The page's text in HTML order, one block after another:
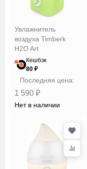
Увлажнитель
воздуха Timberk
H2O Art
Кешбэк
80 ₽
Последняя цена:
1 590 ₽
Нет в наличии